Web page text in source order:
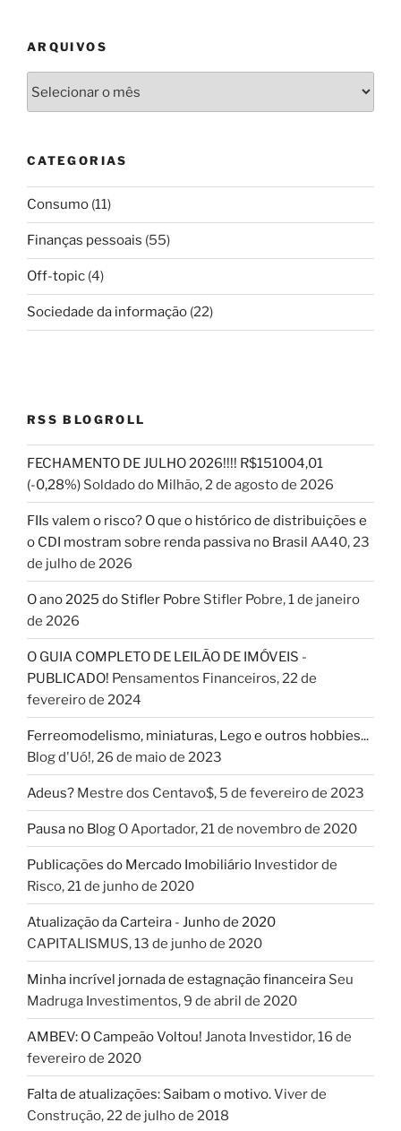
ARQUIVOS
CATEGORIAS
Consumo (11)
Finanças pessoais (55)
Off-topic (4)
Sociedade da informação (22)
RSS BLOGROLL
FECHAMENTO DE JULHO 2026!!!! R$151004,01
(-0,28%) Soldado do Milhão,2 de agosto de 2026
FIIs valem o risco? O que o histórico de distribuições e
o CDI mostram sobre renda passiva no Brasil AA40,23
de julho de 2026
O ano 2025 do Stifler Pobre Stifler Pobre,1 de janeiro
de 2026
O GUIA COMPLETO DE LEILÃO DE IMÓVEIS -
PUBLICADO! Pensamentos Financeiros,22 de
fevereiro de 2024
Ferreomodelismo, miniaturas, Lego e outros hobbies...
Blog d'Uó!,26 de maio de 2023
Adeus? Mestre dos Centavo$, 5 de fevereiro de 2023
Pausa no Blog O Aportador,21 de novembro de 2020
Publicações do Mercado Imobiliário Investidor de
Risco,21 de junho de 2020
Atualização da Carteira - Junho de 2020
CAPITALISMUS,13 de junho de 2020
Minha incrível jornada de estagnação financeira Seu
Madruga Investimentos,9 de abril de 2020
AMBEV: O Campeão Voltou! Janota Investidor,16 de
fevereiro de 2020
Falta de atualizações: Saibam o motivo.Viver de
Construção,22 de julho de 2018